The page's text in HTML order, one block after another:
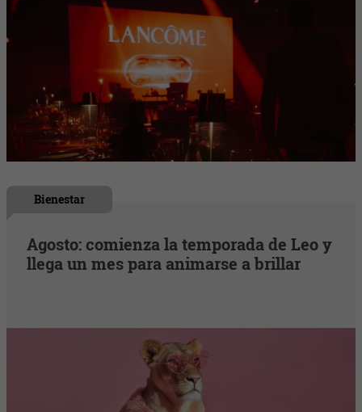
Bienestar
Agosto: comienza la temporada de Leo y
llega un mes para animarse a brillar